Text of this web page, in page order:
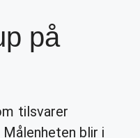
på
tilsvarer
blir i